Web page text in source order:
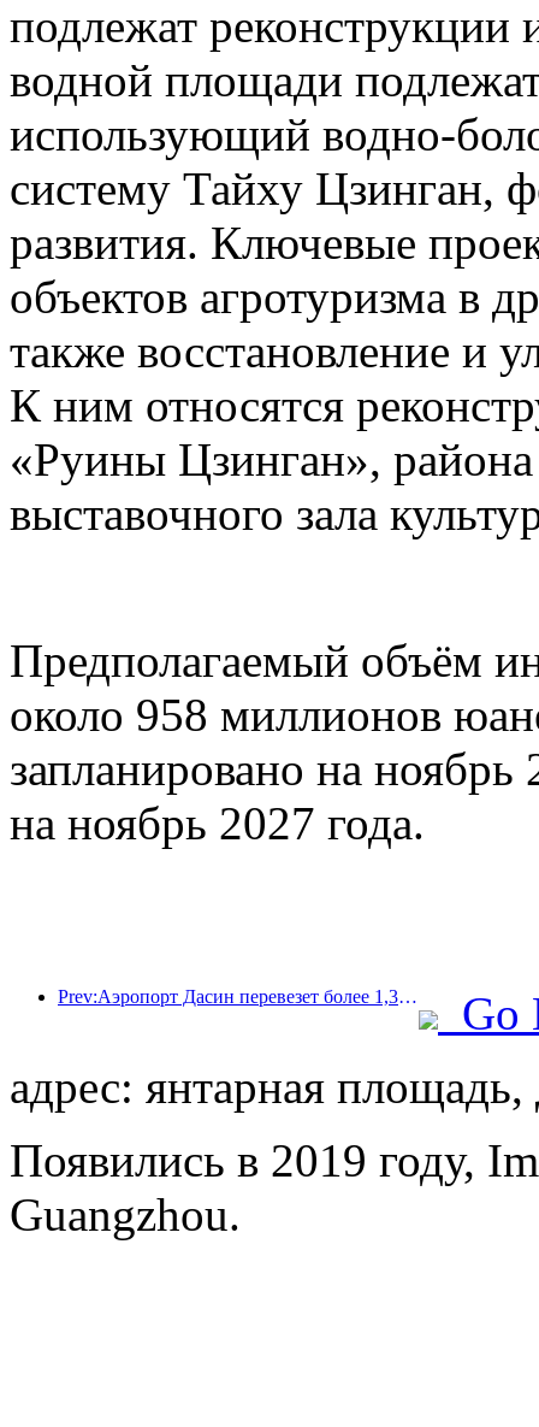
подлежат реконструкции
водной площади
использующий водно-
систему Тайху Цзинган,
развития. Ключевые
объектов агротуризма в
также восстановление и
К ним относятся
«Руины Цзинган»,
выставочного зала
Предполагаемый объём
около 958 миллионов
запланировано на
на ноябрь 2027 года.
Prev:Аэропорт Дасин перевезет более 1,3 миллиона пассажиров в период празднования Дня независимости в 2025 году.
Go
адрес: янтарная площадь,
Появились в 2019 году,
Guangzhou.